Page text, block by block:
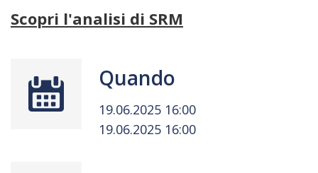
Scopri l'analisi di SRM
Quando
19.06.2025 16:00
19.06.2025 16:00